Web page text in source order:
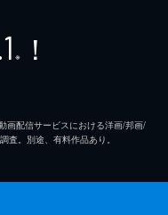
※ ！
画配信サービスにおける洋画/邦画/
査。別途、有料作品あり。